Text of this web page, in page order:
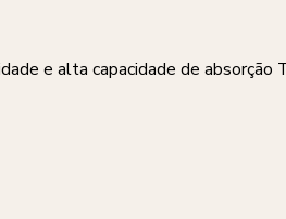
e alta capacidade de